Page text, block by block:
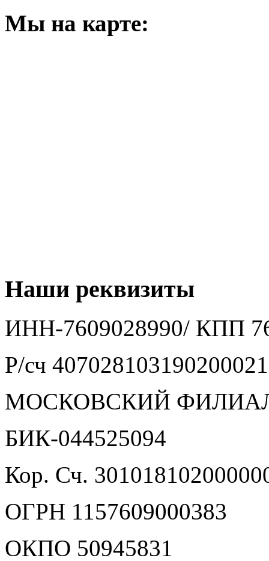
Мы на карте:
Наши реквизиты
ИНН-7609028990/ КПП
Р/сч
МОСКОВСКИЙ
БИК-044525094
Кор. Сч.
ОГРН 1157609000383
ОКПО 50945831